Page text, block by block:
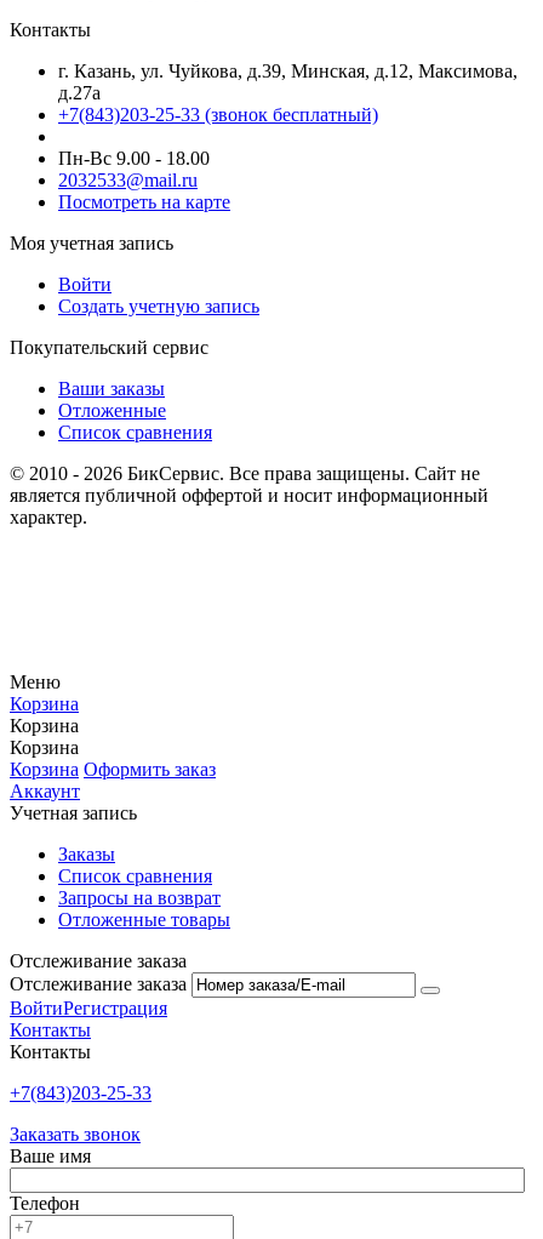
Контакты
г. Казань, ул. Чуйкова, д.39, Минская, д.12, Максимова,
д.27а
+7(843)203-25-33 (звонок бесплатный)
Пн-Вс 9.00 - 18.00
2032533@mail.ru
Посмотреть на карте
Моя учетная запись
Войти
Создать учетную запись
Покупательский сервис
Ваши заказы
Отложенные
Список сравнения
© 2010 - 2026 БикСервис. Все права защищены. Сайт не
является публичной оффертой и носит информационный
характер.
Меню
Корзина
Корзина
Корзина
Корзина Оформить заказ
Аккаунт
Учетная запись
Заказы
Список сравнения
Запросы на возврат
Отложенные товары
Отслеживание заказа
Отслеживание заказа
ВойтиРегистрация
Контакты
Контакты
+7(843)203-25-33
Заказать звонок
Ваше имя
Телефон